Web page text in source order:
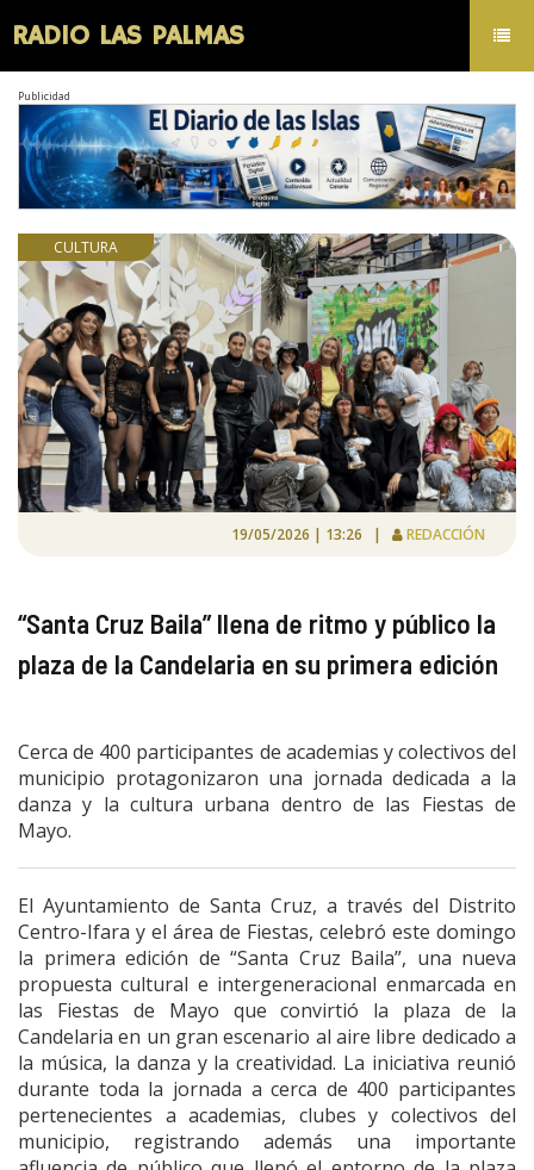
RADIO LAS PALMAS
Publicidad
CULTURA
19/05/2026 | 13:26 | REDACCIÓN
“Santa Cruz Baila” llena de ritmo y público la
plaza de la Candelaria en su primera edición
Cerca de 400 participantes de academias y colectivos del
municipio protagonizaron una jornada dedicada a la
danza y la cultura urbana dentro de las Fiestas de
Mayo.
El Ayuntamiento de Santa Cruz, a través del Distrito
Centro-Ifara y el área de Fiestas, celebró este domingo
la primera edición de “Santa Cruz Baila”, una nueva
propuesta cultural e intergeneracional enmarcada en
las Fiestas de Mayo que convirtió la plaza de la
Candelaria en un gran escenario al aire libre dedicado a
la música, la danza y la creatividad. La iniciativa reunió
durante toda la jornada a cerca de 400 participantes
pertenecientes a academias, clubes y colectivos del
municipio, registrando además una importante